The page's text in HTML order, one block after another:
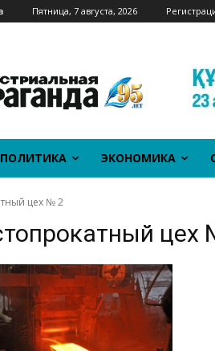
Пятница, 7 августа, 2026
ПОЛИТИКА ЭКОНОМИКА
цех № 2
цех